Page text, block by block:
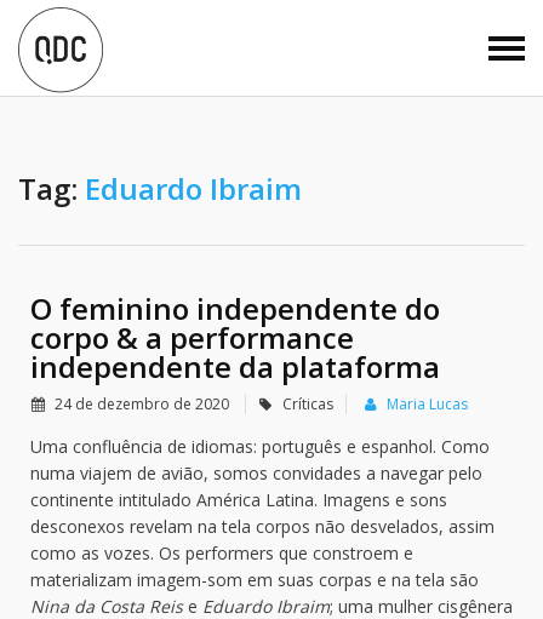
Tag: Eduardo Ibraim
O feminino independente do
corpo & a performance
independente da plataforma
24 de dezembro de 2020 Críticas Maria Lucas
Uma confluência de idiomas: português e espanhol. Como
numa viajem de avião, somos convidades a navegar pelo
continente intitulado América Latina. Imagens e sons
desconexos revelam na tela corpos não desvelados, assim
como as vozes. Os performers que constroem e
materializam imagem-som em suas corpas e na tela são
Nina da Costa Reise Eduardo Ibraim; uma mulher cisgênera